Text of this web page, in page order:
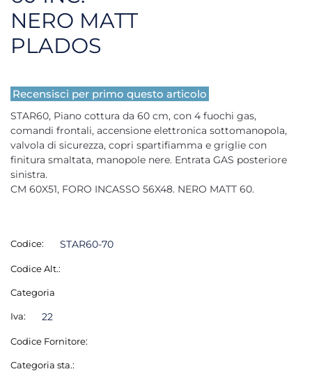
NERO MATT
PLADOS
Recensisci per primo questo articolo
STAR60, Piano cottura da 60 cm, con 4 fuochi gas,
comandi frontali, accensione elettronica sottomanopola,
valvola di sicurezza, copri spartifiamma e griglie con
finitura smaltata, manopole nere. Entrata GAS posteriore
sinistra.
CM 60X51, FORO INCASSO 56X48. NERO MATT 60.
Codice: STAR60-70
Codice Alt.:
Categoria
Iva: 22
Codice Fornitore:
Categoria sta.: